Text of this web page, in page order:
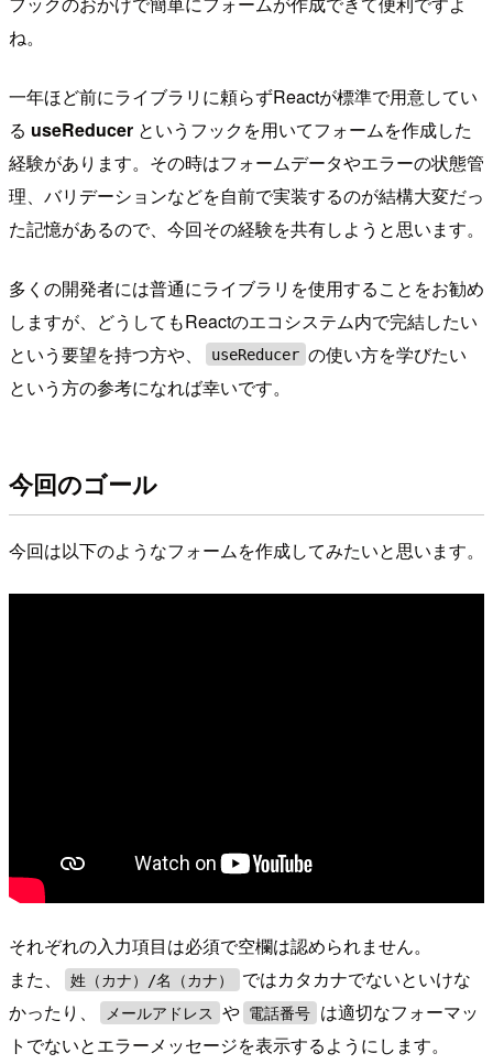
ね。
一年ほど前にライブラリに頼らずReactが標準で用意してい
る useReducer というフックを用いてフォームを作成した
経験があります。その時はフォームデータやエラーの状態管
理、バリデーションなどを自前で実装するのが結構大変だっ
た記憶があるので、今回その経験を共有しようと思います。
多くの開発者には普通にライブラリを使用することをお勧め
しますが、どうしてもReactのエコシステム内で完結したい
という要望を持つ方や、
useReducer の使い方を学びたい
という方の参考になれば幸いです。
今回のゴール
今回は以下のようなフォームを作成してみたいと思います。
それぞれの入力項目は必須で空欄は認められません。
また、
姓（カナ）/名（カナ）
ではカタカナでないといけな
かったり、
メールアドレス や 電話番号
は適切なフォーマッ
トでないとエラーメッセージを表示するようにします。